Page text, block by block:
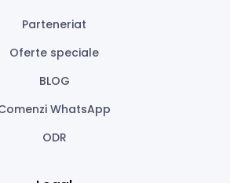
Parteneriat
Oferte speciale
BLOG
WhatsApp
ODR